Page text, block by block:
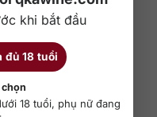
khi bắt đầu
đủ 18 tuổi
chọn
18 tuổi, phụ nữ đang